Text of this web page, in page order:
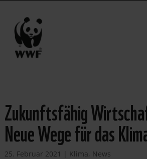
Zukunftsfähig
Neue Wege für das
25. Februar 2021 | Klima, News